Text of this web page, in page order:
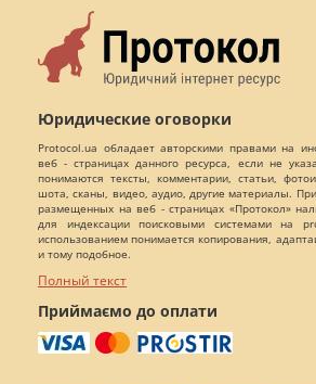
Юридические оговорки
Protocol.ua обладает авторскими правами на
веб - страницах данного ресурса, если не
понимаются тексты, комментарии, статьи,
шота, сканы, видео, аудио, другие материалы.
размещенных на веб - страницах «Протокол»
для индексации поисковыми системами на
использованием понимается копирования,
и тому подобное.
Полный текст
Приймаємо до оплати